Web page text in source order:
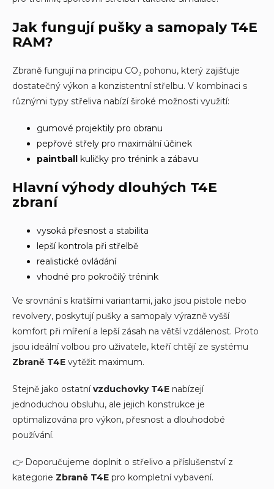
r
y
v
ý
p
s
Jak fungují pušky a samopaly T4E
RAM?
Zbraně fungují na principu CO₂ pohonu, který zajišťuje
dostatečný výkon a konzistentní střelbu. V kombinaci s
různými typy střeliva nabízí široké možnosti využití:
gumové projektily pro obranu
pepřové střely pro maximální účinek
paintball kuličky pro trénink a zábavu
Hlavní výhody dlouhých T4E
zbraní
vysoká přesnost a stabilita
lepší kontrola při střelbě
realistické ovládání
vhodné pro pokročilý trénink
Ve srovnání s kratšími variantami, jako jsou pistole nebo
revolvery, poskytují pušky a samopaly výrazně vyšší
komfort při míření a lepší zásah na větší vzdálenost. Proto
jsou ideální volbou pro uživatele, kteří chtějí ze systému
Zbraně T4E vytěžit maximum.
Stejně jako ostatnívzduchovky T4E nabízejí
jednoduchou obsluhu, ale jejich konstrukce je
optimalizována pro výkon, přesnost a dlouhodobé
používání.
👉 Doporučujeme doplnit o střelivo a příslušenství z
kategorie Zbraně T4E pro kompletní vybavení.